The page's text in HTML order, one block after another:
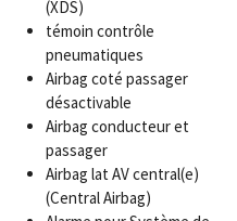
(XDS)
témoin contrôle
pneumatiques
Airbag coté passager
désactivable
Airbag conducteur et
passager
Airbag lat AV central(e)
(Central Airbag)